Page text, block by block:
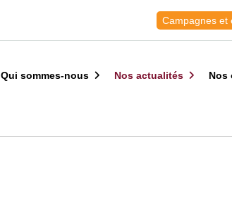
Campagnes et
Qui sommes-nous Nos actualités Nos